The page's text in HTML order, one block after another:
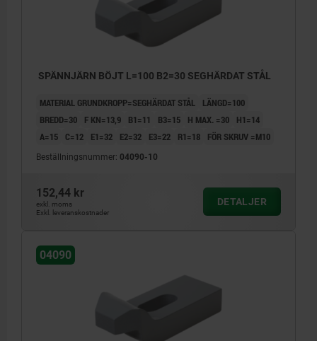
SPÄNNJÄRN BÖJT L=100 B2=30 SEGHÄRDAT STÅL
MATERIAL GRUNDKROPP=SEGHÄRDAT STÅL
LÄNGD=100
BREDD=30
F KN=13,9 B1=11 B3=15 H MAX. =30
H1=14
A=15
C=12 E1=32 E2=32 E3=22 R1=18 FÖR SKRUV =M10
Beställningsnummer: 04090-10
152,44 kr
exkl. moms
Exkl. leveranskostnader
DETALJER
04090